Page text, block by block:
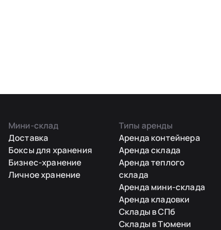
Мини-склад
Доставка
Боксы для хранения
Бизнес-хранение
Личное хранение
Типы аренды
Аренда контейнера
Аренда склада
Аренда теплого
склада
Аренда мини-склада
Аренда кладовки
Склады в СПб
Склады в Тюмени